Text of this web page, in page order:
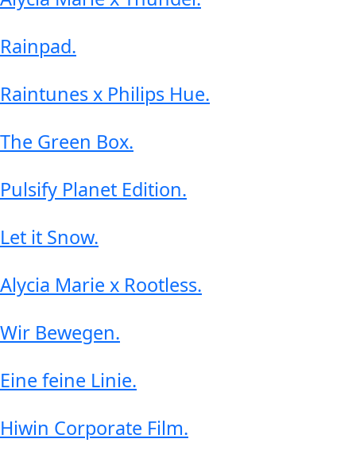
Rainpad.
Raintunes x Philips Hue.
The Green Box.
Pulsify Planet Edition.
Let it Snow.
Alycia Marie x Rootless.
Wir Bewegen.
Eine feine Linie.
Hiwin Corporate Film.